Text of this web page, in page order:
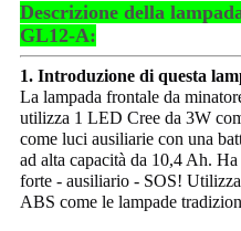
Descrizione della
GL12-A:
1. Introduzione di questa
La lampada frontale da
utilizza 1 LED Cree da 3W
come luci ausiliarie con una
ad alta capacità da 10,4 Ah.
forte - ausiliario - SOS!
ABS come le lampade